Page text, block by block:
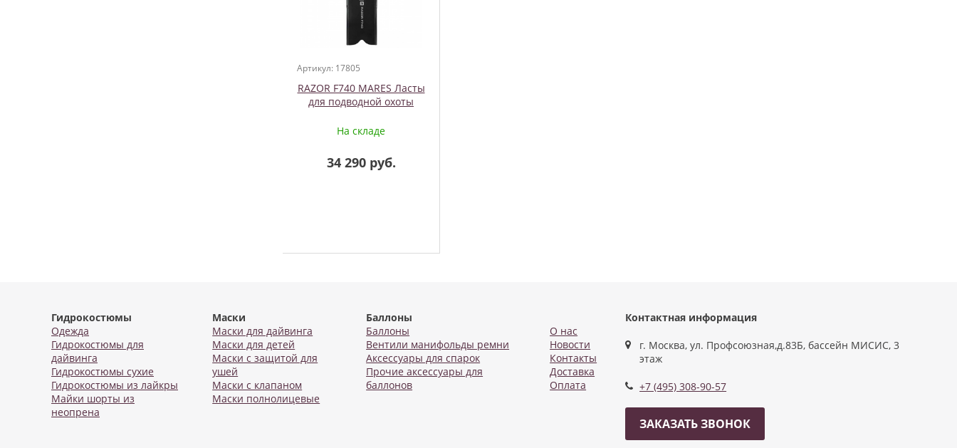
Артикул: 17805
RAZOR F740 MARES Ласты
для подводной охоты
На складе
34 290 руб.
Гидрокостюмы
Одежда
Гидрокостюмы для
дайвинга
Гидрокостюмы сухие
Гидрокостюмы из лайкры
Майки шорты из
неопрена
Маски
Маски для дайвинга
Маски для детей
Маски с защитой для
ушей
Маски с клапаном
Маски полнолицевые
Баллоны
Баллоны
Вентили манифольды ремни
Аксессуары для спарок
Прочие аксессуары для
баллонов
О нас
Новости
Контакты
Доставка
Оплата
Контактная информация
г. Москва, ул. Профсоюзная,д.83Б, бассейн МИСИС, 3
этаж
+7 (495) 308-90-57
ЗАКАЗАТЬ ЗВОНОК